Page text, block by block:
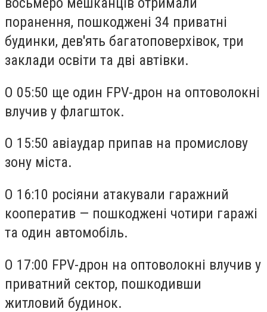
поранення, пошкоджені 34 приватні
будинки, дев'ять багатоповерхівок, три
заклади освіти та дві автівки.
О 05:50 ще один FPV-дрон на оптоволокні
влучив у флагшток.
О 15:50 авіаудар припав на промислову
зону міста.
О 16:10 росіяни атакували гаражний
кооператив — пошкоджені чотири гаражі
та один автомобіль.
О 17:00 FPV-дрон на оптоволокні влучив у
приватний сектор, пошкодивши
житловий будинок.